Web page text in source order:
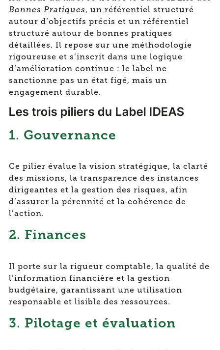
Bonnes Pratiques, un référentiel structuré
autour d’objectifs précis et un référentiel
structuré autour de bonnes pratiques
détaillées. Il repose sur une méthodologie
rigoureuse et s’inscrit dans une logique
d’amélioration continue : le label ne
sanctionne pas un état figé, mais un
engagement durable.
Les trois piliers du Label IDEAS
1. Gouvernance
Ce pilier évalue la vision stratégique, la clarté
des missions, la transparence des instances
dirigeantes et la gestion des risques, afin
d’assurer la pérennité et la cohérence de
l’action.
2. Finances
Il porte sur la rigueur comptable, la qualité de
l’information financière et la gestion
budgétaire, garantissant une utilisation
responsable et lisible des ressources.
3. Pilotage et évaluation